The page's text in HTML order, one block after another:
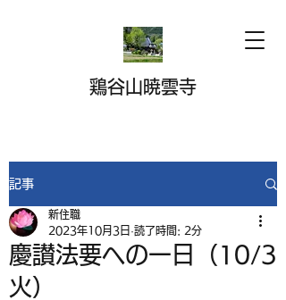
鶏谷山暁雲寺
記事
慶讃法要への一日（10/3
火）
新住職
2023年10月3日 読了時間: 2分